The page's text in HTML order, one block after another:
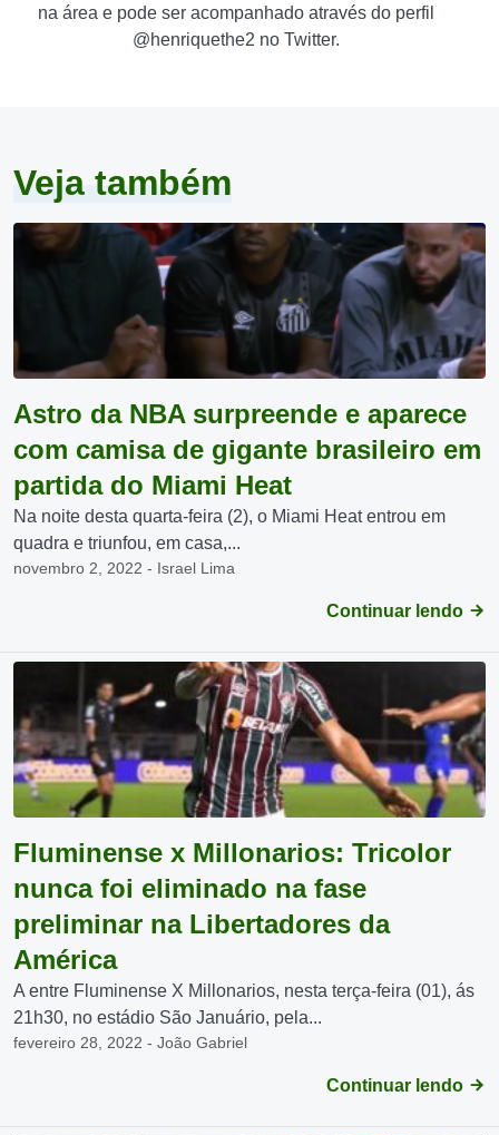
na área e pode ser acompanhado através do perfil
@henriquethe2 no Twitter.
Veja também
Astro da NBA surpreende e aparece
com camisa de gigante brasileiro em
partida do Miami Heat
Na noite desta quarta-feira (2), o Miami Heat entrou em
quadra e triunfou, em casa,...
novembro 2, 2022 - Israel Lima
Continuar lendo
Fluminense x Millonarios: Tricolor
nunca foi eliminado na fase
preliminar na Libertadores da
América
A entre Fluminense X Millonarios, nesta terça-feira (01), ás
21h30, no estádio São Januário, pela...
fevereiro 28, 2022 - João Gabriel
Continuar lendo